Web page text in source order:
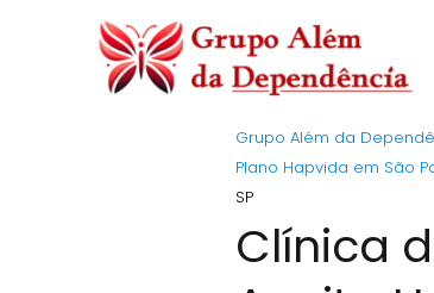
Grupo Além da
Plano Hapvida em São
SP
Clínica